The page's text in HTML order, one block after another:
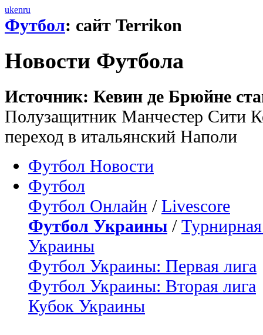
ukenru
Футбол: сайт Terrikon
Новости Футбола
Источник: Кевин де Брюйне
Полузащитник Манчестер Сити
переход в итальянский Наполи
Футбол Новости
Футбол
Футбол Онлайн / Livescore
Футбол Украины /
Украины
Футбол Украины: Первая лига
Футбол Украины: Вторая лига
Кубок Украины